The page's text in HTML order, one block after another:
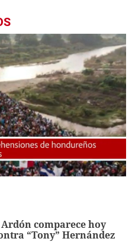
comparece hoy
“Tony” Hernández